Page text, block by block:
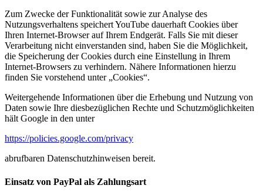
Zum Zwecke der Funktionalität sowie zur Analyse des
Nutzungsverhaltens speichert YouTube dauerhaft Cookies über
Ihren Internet-Browser auf Ihrem Endgerät. Falls Sie mit dieser
Verarbeitung nicht einverstanden sind, haben Sie die Möglichkeit,
die Speicherung der Cookies durch eine Einstellung in Ihrem
Internet-Browsers zu verhindern. Nähere Informationen hierzu
finden Sie vorstehend unter „Cookies“.
Weitergehende Informationen über die Erhebung und Nutzung von
Daten sowie Ihre diesbezüglichen Rechte und Schutzmöglichkeiten
hält Google in den unter
https://policies.google.com/privacy
abrufbaren Datenschutzhinweisen bereit.
Einsatz von PayPal als Zahlungsart